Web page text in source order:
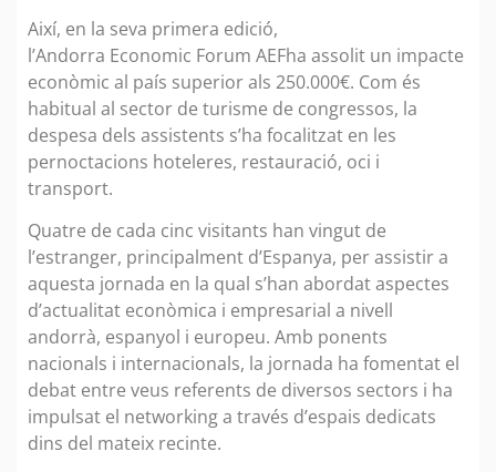
Així, en la seva primera edició,
l’Andorra Economic Forum AEFha assolit un impacte
econòmic al país superior als 250.000€. Com és
habitual al sector de turisme de congressos, la
despesa dels assistents s’ha focalitzat en les
pernoctacions hoteleres, restauració, oci i
transport.
Quatre de cada cinc visitants han vingut de
l’estranger, principalment d’Espanya, per assistir a
aquesta jornada en la qual s’han abordat aspectes
d’actualitat econòmica i empresarial a nivell
andorrà, espanyol i europeu. Amb ponents
nacionals i internacionals, la jornada ha fomentat el
debat entre veus referents de diversos sectors i ha
impulsat el networking a través d’espais dedicats
dins del mateix recinte.